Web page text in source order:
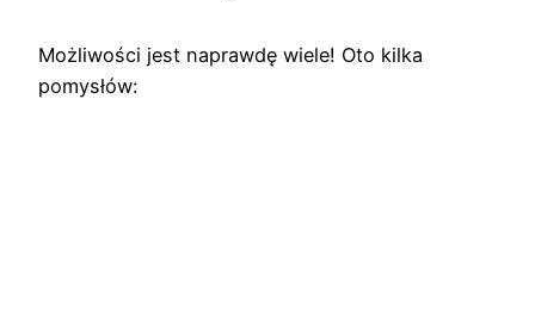
Możliwości jest naprawdę wiele! Oto kilka
pomysłów: